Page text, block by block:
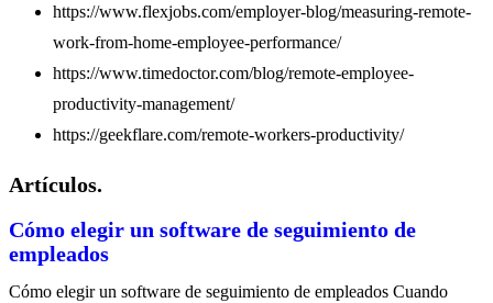
https://www.flexjobs.com/employer-blog/measuring-remote-
work-from-home-employee-performance/
https://www.timedoctor.com/blog/remote-employee-
productivity-management/
https://geekflare.com/remote-workers-productivity/
Artículos.
Cómo elegir un software de seguimiento de
empleados
Cómo elegir un software de seguimiento de empleados Cuando